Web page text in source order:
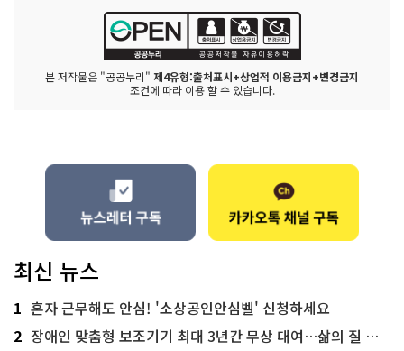
본 저작물은 "공공누리" 제4유형:출처표시+상업적 이용금지+변경금지
조건에 따라 이용 할 수 있습니다.
최신 뉴스
1 혼자 근무해도 안심! '소상공인안심벨' 신청하세요
2 장애인 맞춤형 보조기기 최대 3년간 무상 대여…삶의 질 높인다